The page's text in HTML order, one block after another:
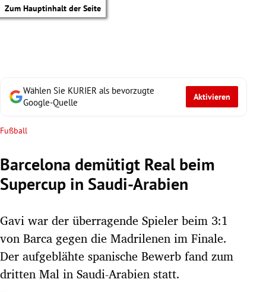
Zum Hauptinhalt der Seite
Untermenü
Untermenü
Wählen Sie KURIER als bevorzugte
Google-Quelle
Aktivieren
Fußball
Barcelona demütigt Real beim
Supercup in Saudi-Arabien
Gavi war der überragende Spieler beim 3:1
von Barca gegen die Madrilenen im Finale.
Der aufgeblähte spanische Bewerb fand zum
dritten Mal in Saudi-Arabien statt.